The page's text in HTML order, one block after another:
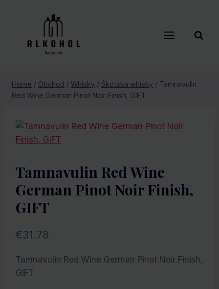
Home / Obchod / Whisky / Škótska whisky / Tamnavulin
Red Wine German Pinot Noir Finish, GIFT
Tamnavulin Red Wine
German Pinot Noir Finish,
GIFT
€31.78
Tamnavulin Red Wine German Pinot Noir Finish,
GIFT